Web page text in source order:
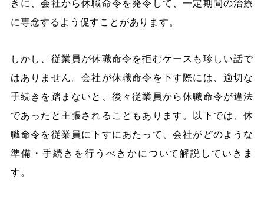
きに、会社から休職命令を発令して、一定期間の治療
に専念するよう促すことがあります。
しかし、従業員が休職命令を拒むケースも珍しい話で
はありません。会社が休職命令を下す際には、適切な
手続きを踏まないと、後々従業員から休職命令が違法
であったと主張されることもあります。以下では、休
職命令を従業員に下すにあたって、会社がどのような
準備・手続きを行うべきかについて解説していきま
す。